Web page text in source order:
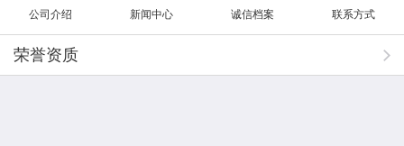
公司介绍 新闻中心 诚信档案 联系方式
荣誉资质